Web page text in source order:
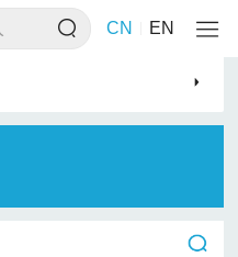
CN EN
产品类别 > 声级计 > 适配器